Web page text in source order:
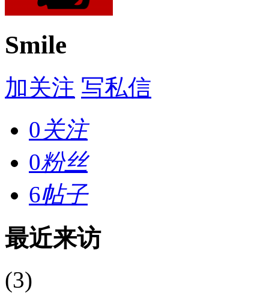
Smile
加关注 写私信
0关注
0粉丝
6帖子
最近来访
(3)